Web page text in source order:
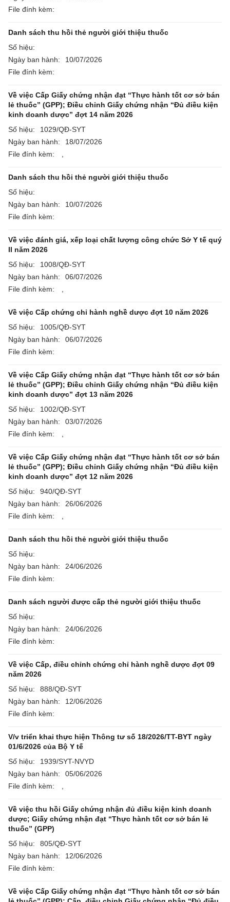
File đính kèm:
Danh sách thu hồi thẻ người giới thiệu thuốc
Số hiệu:
Ngày ban hành:
10/07/2026
File đính kèm:
Về việc Cấp Giấy chứng nhận đạt “Thực hành tốt cơ sở bán
lẻ thuốc” (GPP); Điều chỉnh Giấy chứng nhận “Đủ điều kiện
kinh doanh dược” đợt 14 năm 2026
Số hiệu:
1029/QĐ-SYT
Ngày ban hành:
18/07/2026
File đính kèm:
Danh sách thu hồi thẻ người giới thiệu thuốc
Số hiệu:
Ngày ban hành:
10/07/2026
File đính kèm:
Về việc đánh giá, xếp loại chất lượng công chức Sở Y tế quý
II năm 2026
Số hiệu:
1008/QĐ-SYT
Ngày ban hành:
06/07/2026
File đính kèm:
Về việc Cấp chứng chỉ hành nghề dược đợt 10 năm 2026
Số hiệu:
1005/QĐ-SYT
Ngày ban hành:
06/07/2026
File đính kèm:
Về việc Cấp Giấy chứng nhận đạt “Thực hành tốt cơ sở bán
lẻ thuốc” (GPP); Điều chỉnh Giấy chứng nhận “Đủ điều kiện
kinh doanh dược” đợt 13 năm 2026
Số hiệu:
1002/QĐ-SYT
Ngày ban hành:
03/07/2026
File đính kèm:
Về việc Cấp Giấy chứng nhận đạt “Thực hành tốt cơ sở bán
lẻ thuốc” (GPP); Điều chỉnh Giấy chứng nhận “Đủ điều kiện
kinh doanh dược” đợt 12 năm 2026
Số hiệu:
940/QĐ-SYT
Ngày ban hành:
26/06/2026
File đính kèm:
Danh sách thu hồi thẻ người giới thiệu thuốc
Số hiệu:
Ngày ban hành:
24/06/2026
File đính kèm:
Danh sách người được cấp thẻ người giới thiệu thuốc
Số hiệu:
Ngày ban hành:
24/06/2026
File đính kèm:
Về việc Cấp, điều chỉnh chứng chỉ hành nghề dược đợt 09
năm 2026
Số hiệu:
888/QĐ-SYT
Ngày ban hành:
12/06/2026
File đính kèm:
V/v triển khai thực hiện Thông tư số 18/2026/TT-BYT ngày
01/6/2026 của Bộ Y tế
Số hiệu:
1939/SYT-NVYD
Ngày ban hành:
05/06/2026
File đính kèm:
Về việc thu hồi Giấy chứng nhận đủ điều kiện kinh doanh
dược; Giấy chứng nhận đạt “Thực hành tốt cơ sở bán lẻ
thuốc” (GPP)
Số hiệu:
805/QĐ-SYT
Ngày ban hành:
12/06/2026
File đính kèm:
Về việc Cấp Giấy chứng nhận đạt “Thực hành tốt cơ sở bán